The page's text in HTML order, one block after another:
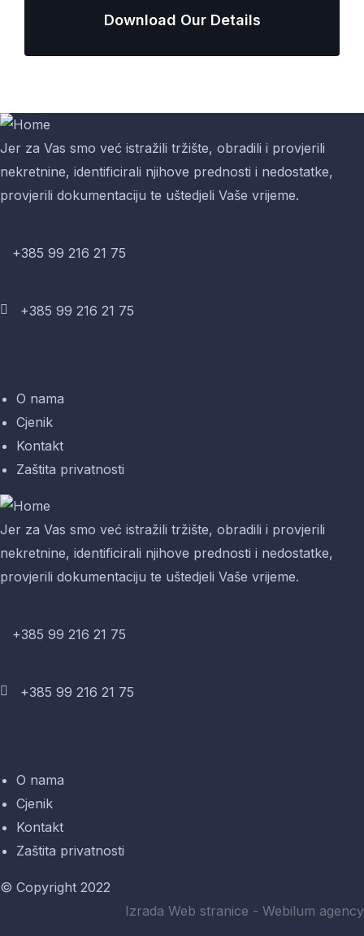
Download Our Details
Jer za Vas smo već istražili tržište, obradili i provjerili
nekretnine, identificirali njihove prednosti i nedostatke,
provjerili dokumentaciju te uštedjeli Vaše vrijeme.
+385 99 216 21 75
+385 99 216 21 75
O nama
Cjenik
Kontakt
Zaštita privatnosti
Jer za Vas smo već istražili tržište, obradili i provjerili
nekretnine, identificirali njihove prednosti i nedostatke,
provjerili dokumentaciju te uštedjeli Vaše vrijeme.
+385 99 216 21 75
+385 99 216 21 75
O nama
Cjenik
Kontakt
Zaštita privatnosti
© Copyright 2022
Izrada Web stranice - Webilum agency